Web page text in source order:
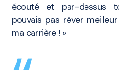
écouté et par-dessus
pouvais pas rêver
ma carrière ! »